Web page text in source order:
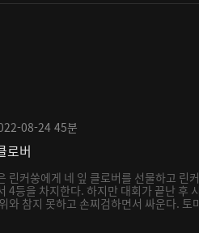
08-24 45분
로버
린커쑹에게 네 잎 클로버를 선물하고 린
4등을 차지한다. 하지만 대회가 끝난 후
와 참지 못하고 손찌검하면서 싸운다. 토